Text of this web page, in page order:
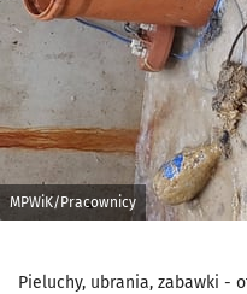
MPWiK/Pracownicy
Pieluchy, ubrania, zabawki -